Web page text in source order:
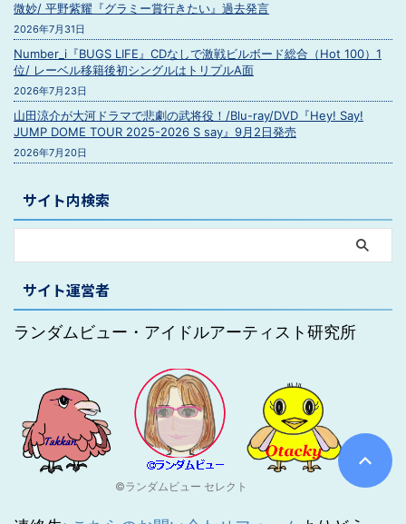
微妙/ 平野紫耀『グラミー賞行きたい』過去発言
2026年7月31日
Number_i『BUGS LIFE』CDなしで激戦ビルボード総合（Hot 100）1
位/ レーベル移籍後初シングルはトリプルA面
2026年7月23日
山田涼介が大河ドラマで悲劇の武将役！/Blu-ray/DVD『Hey! Say!
JUMP DOME TOUR 2025-2026 S say』9月2日発売
2026年7月20日
サイト内検索
サイト運営者
ランダムビュー・アイドルアーティスト研究所
©ランダムビュー セレクト